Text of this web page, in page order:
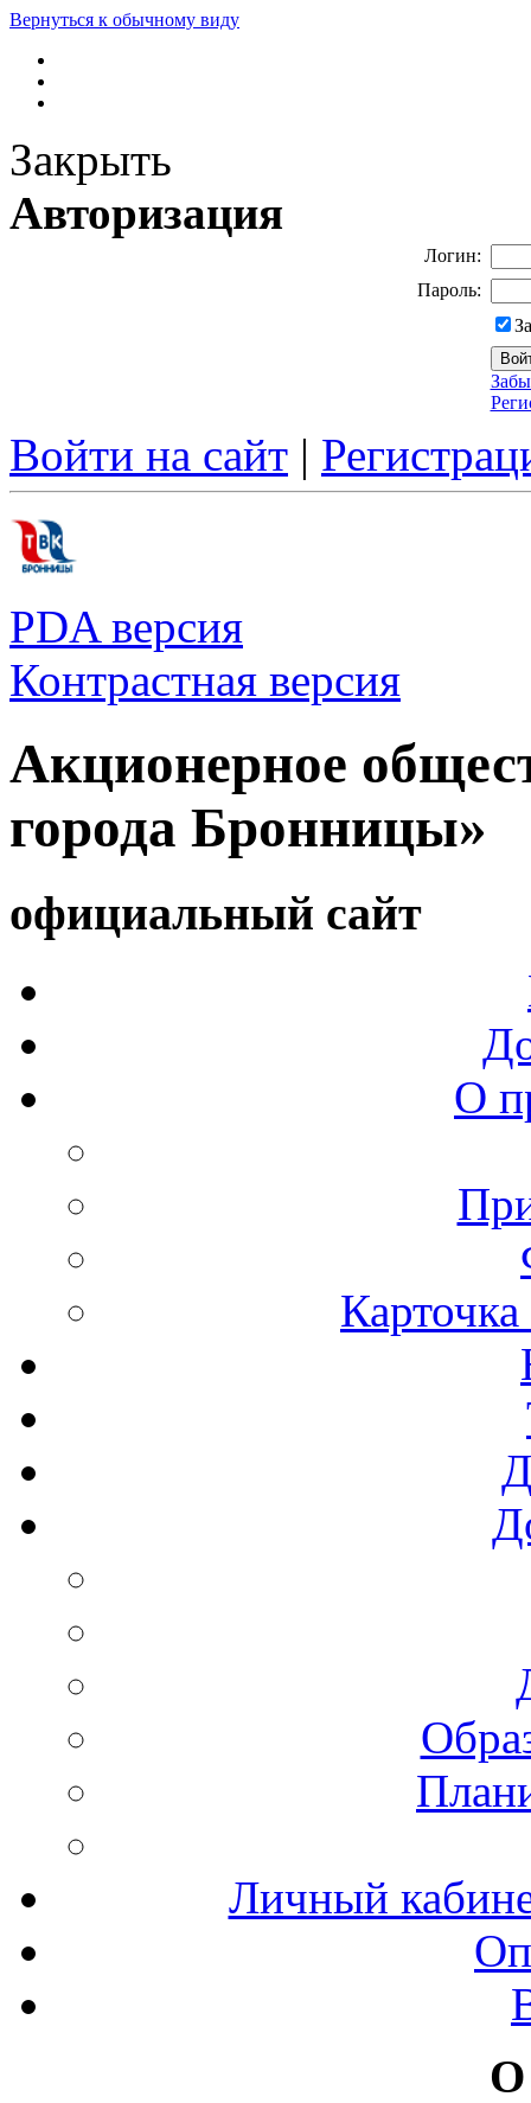
Вернуться к обычному виду
Закрыть
Авторизация
Логин:
Пароль:
Войти на сайт |
PDA версия
Контрастная версия
Акционерное
города Бронницы»
официальный сайт
О
Личный
О